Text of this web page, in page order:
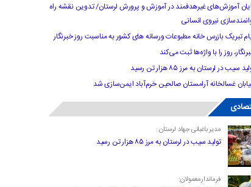
آموزش‌های غیرهدفمند در آموزش و پرورش لرستان/ تدوین نقشه راه
نیروی انسانی
تبریک بازرس خانه مطبوعات ورسانه های کشور به مناسبت روز خبرنگار
روز را با واژه‌ها ثبت می‌کند
سیب در لرستان به مرز ۸۵ هزار تن رسید
غسالخانه آرامستان صالحین خرم‌آباد ایمن‌سازی شد
مدیر باغبانی جهاد لرستان :
تولید سیب در لرستان به مرز ۸۵ هزار تن رسید
فرماندارمعمولان: